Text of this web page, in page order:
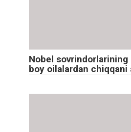
Nobel
boy oilalardan chiqqani